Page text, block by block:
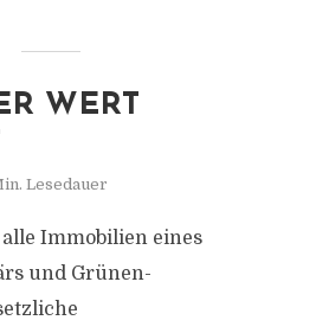
WERT
Lesedauer
Immobilien eines
und Grünen-